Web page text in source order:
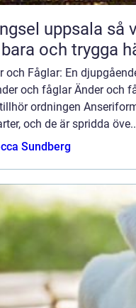
så väljer du rätt lösning för
och trygga
och Fåglar: En
och fåglar Änder och
ordningen
och de är spridda
Sundberg